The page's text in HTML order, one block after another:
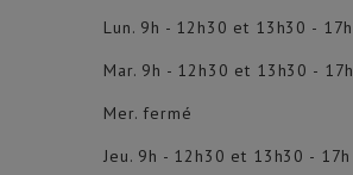
Lun. 9h - 12h30 et 13h30 - 17h
Mar. 9h - 12h30 et 13h30 - 17h
Mer. fermé
Jeu. 9h - 12h30 et 13h30 - 17h